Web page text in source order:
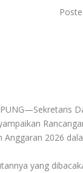
Anggaran 2026
yang